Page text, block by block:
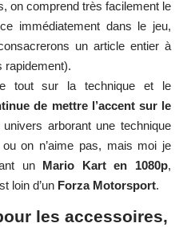
on comprend très facilement le
immédiatement dans le jeu,
un article entier à
rapidement).
tout sur la technique et le
de mettre l’accent sur le
arborant une technique
on n’aime pas, mais moi je
un Mario Kart en 1080p,
loin d’un Forza Motorsport.
les accessoires,